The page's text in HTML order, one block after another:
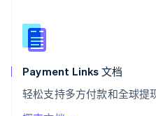
Payment Links 文档
轻松支持多方付款和全球提
新西兰
English
匈牙利
English
ItalianoEnglish
印度